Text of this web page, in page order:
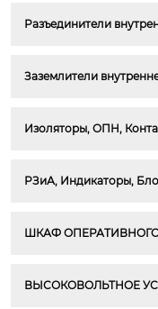
Разъединители
Заземлители
Изоляторы, ОПН,
РЗиА, Индикаторы,
ШКАФ
ВЫСОКОВОЛЬТНОЕ